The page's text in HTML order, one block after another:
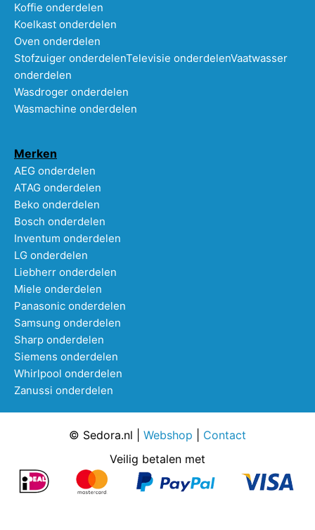
Koffie onderdelen
Koelkast onderdelen
Oven onderdelen
Stofzuiger onderdelenTelevisie onderdelenVaatwasser
onderdelen
Wasdroger onderdelen
Wasmachine onderdelen
Merken
AEG onderdelen
ATAG onderdelen
Beko onderdelen
Bosch onderdelen
Inventum onderdelen
LG onderdelen
Liebherr onderdelen
Miele onderdelen
Panasonic onderdelen
Samsung onderdelen
Sharp onderdelen
Siemens onderdelen
Whirlpool onderdelen
Zanussi onderdelen
© Sedora.nl | Webshop
Contact
Veilig betalen met